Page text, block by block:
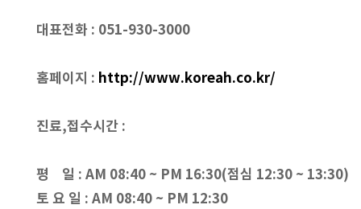
대표전화 : 051-930-3000
홈페이지 : http://www.koreah.co.kr/
진료,접수시간 :
평 일 : AM 08:40 ~ PM 16:30(점심 12:30 ~ 13:30)
토 요 일 : AM 08:40 ~ PM 12:30